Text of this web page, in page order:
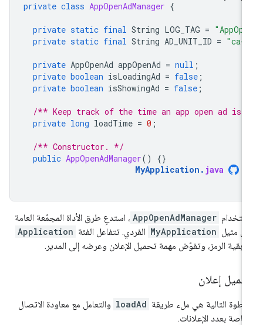
private class AppOpenAdManager
private static final String LOG_TAG =
private static final String AD_UNIT_ID = "ca-
private AppOpenAd appOpenAd = null
private boolean isLoadingAd = false
private boolean isShowingAd = false
/** Keep track of the time an app open ad is
private long loadTime =
/** Constructor. */
public AppOpenAdManager ()
MyApplication.java
AppOpenAdManager ، استدعِ طرق الأداة المجمّعة العامة
مثيل MyApplication الفردي. تتفاعل الفئة Application
بقية الرمز، وتفوّض مهمة تحميل الإعلان وعرضه إلى المدير.
إعلان
التالية هي ملء طريقة loadAd والتعامل مع معاودة الاتصال
بعدد الإعلانات.